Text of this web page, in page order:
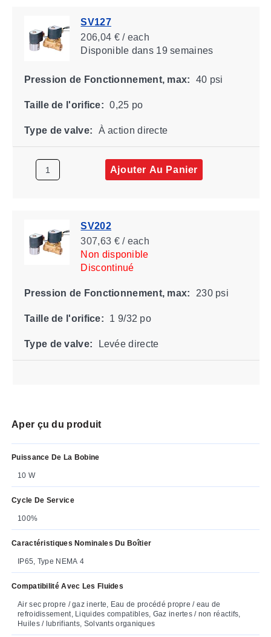
SV127
206,04 € / each
Disponibledans 19 semaines
Pression de Fonctionnement, max: 40 psi
Taille de l'orifice: 0,25 po
Type de valve: À action directe
Ajouter Au Panier
SV202
307,63 € / each
Non disponible
Discontinué
Pression de Fonctionnement, max: 230 psi
Taille de l'orifice: 1 9/32 po
Type de valve: Levée directe
Aper çu du produit
Puissance De La Bobine
10 W
Cycle De Service
100%
Caractéristiques Nominales Du Boîtier
IP65, Type NEMA 4
Compatibilité Avec Les Fluides
Air sec propre / gaz inerte, Eau de procédé propre / eau de
refroidissement, Liquides compatibles, Gaz inertes / non réactifs,
Huiles / lubrifiants, Solvants organiques